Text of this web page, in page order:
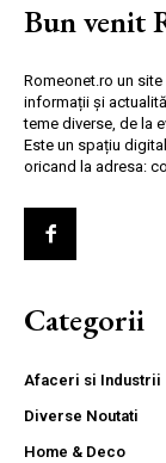
Bun venit
Romeonet.ro un
informații și
teme diverse, de la
Este un spațiu
oricand la adresa:
Categorii
Afaceri si Industrii
Diverse Noutati
Home & Deco